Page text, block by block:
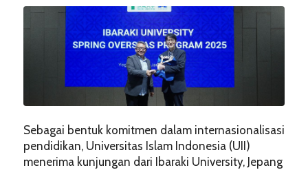
Sebagai bentuk komitmen dalam internasionalisasi
pendidikan, Universitas Islam Indonesia (UII)
menerima kunjungan dari Ibaraki University, Jepang